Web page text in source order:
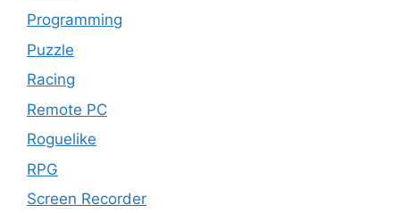
Programming
Puzzle
Racing
Remote PC
Roguelike
RPG
Screen Recorder